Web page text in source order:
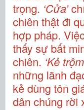
trọng. ‘Cửa’
chiên thật đi
hợp pháp.
thấy sự bất
chiên. ‘Kẻ
những lãnh
kẻ dùng tôn
dân chúng rời